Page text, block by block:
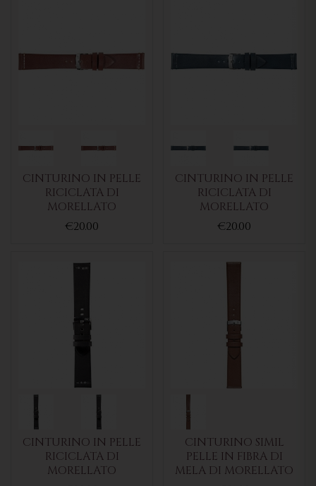
CINTURINO IN PELLE
RICICLATA DI
MORELLATO
€20.00
CINTURINO IN PELLE
RICICLATA DI
MORELLATO
€20.00
CINTURINO IN PELLE
RICICLATA DI
MORELLATO
CINTURINO SIMIL
PELLE IN FIBRA DI
MELA DI MORELLATO